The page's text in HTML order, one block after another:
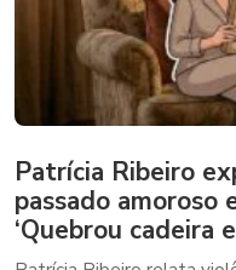
Patrícia Ribeiro
passado amoroso
‘Quebrou cadeira